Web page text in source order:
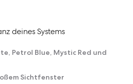
deines Systems
Petrol Blue, Mystic Red und
Sichtfenster